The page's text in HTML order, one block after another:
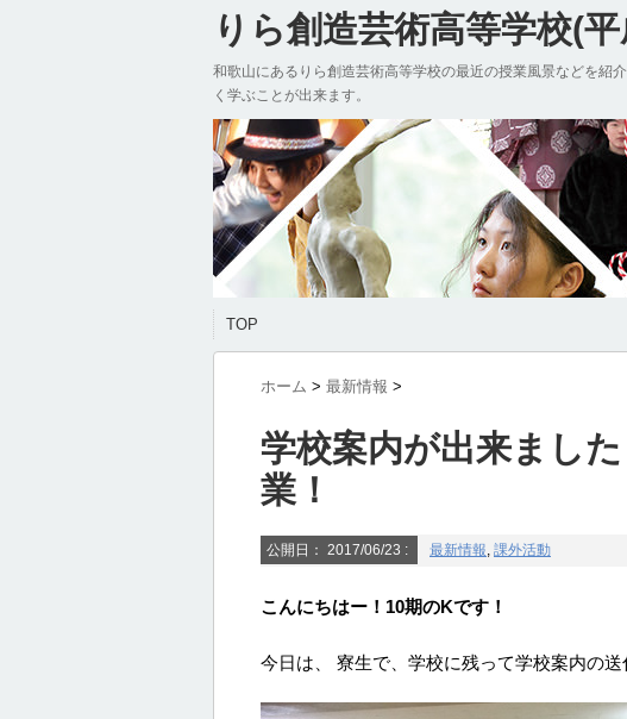
りら創造芸術高等学校(
和歌山にあるりら創造芸術高等学校の最近の授業風景などを紹
く学ぶことが出来ます。
TOP
ホーム > 最新情報 >
学校案内が出来まし
業！
公開日： 2017/06/23 : 最新情報, 課外活動
こんにちはー！10期のKです！
今日は、 寮生で、学校に残って学校案内の送